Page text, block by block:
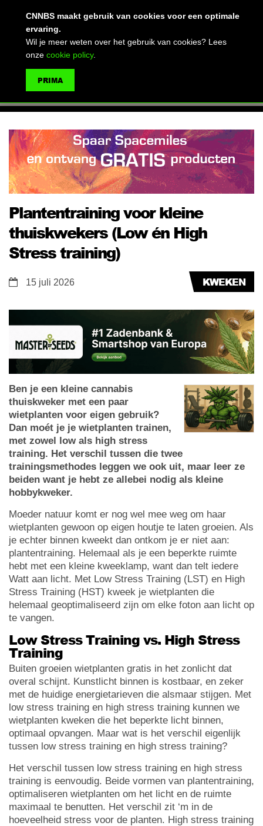
Plantentraining voor kleine
thuiskwekers (Low én High
Stress training)
KWEKEN
15 juli 2026
Ben je een kleine cannabis
thuiskweker met een paar
wietplanten voor eigen gebruik?
Dan moét je je wietplanten trainen,
met zowel low als high stress
training. Het verschil tussen die twee
trainingsmethodes leggen we ook uit, maar leer ze
beiden want je hebt ze allebei nodig als kleine
hobbykweker.
Moeder natuur komt er nog wel mee weg om haar
wietplanten gewoon op eigen houtje te laten groeien. Als
je echter binnen kweekt dan ontkom je er niet aan:
plantentraining. Helemaal als je een beperkte ruimte
hebt met een kleine kweeklamp, want dan telt iedere
Watt aan licht. Met Low Stress Training (LST) en High
Stress Training (HST) kweek je wietplanten die
helemaal geoptimaliseerd zijn om elke foton aan licht op
te vangen.
Low Stress Training vs. High Stress
Training
Buiten groeien wietplanten gratis in het zonlicht dat
overal schijnt. Kunstlicht binnen is kostbaar, en zeker
met de huidige energietarieven die alsmaar stijgen. Met
low stress training en high stress training kunnen we
wietplanten kweken die het beperkte licht binnen,
optimaal opvangen. Maar wat is het verschil eigenlijk
tussen low stress training en high stress training?
Het verschil tussen low stress training en high stress
training is eenvoudig. Beide vormen van plantentraining,
optimaliseren wietplanten om het licht en de ruimte
maximaal te benutten. Het verschil zit ‘m in de
hoeveelheid stress voor de planten. High stress training
CNNBS maakt gebruik van cookies voor een optimale
ervaring.
Wil je meer weten over het gebruik van cookies? Lees
onze cookie policy.
PRIMA